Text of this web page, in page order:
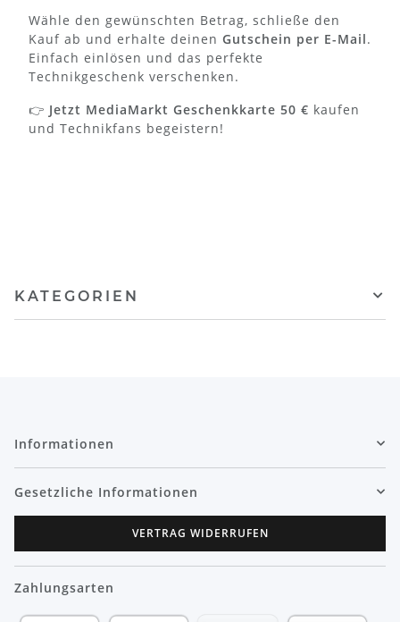
Wähle den gewünschten Betrag, schließe den
Kauf ab und erhalte deinen Gutschein per E-Mail.
Einfach einlösen und das perfekte
Technikgeschenk verschenken.
👉 Jetzt MediaMarkt Geschenkkarte 50 € kaufen
und Technikfans begeistern!
KATEGORIEN
Informationen
Gesetzliche Informationen
VERTRAG WIDERRUFEN
Zahlungsarten